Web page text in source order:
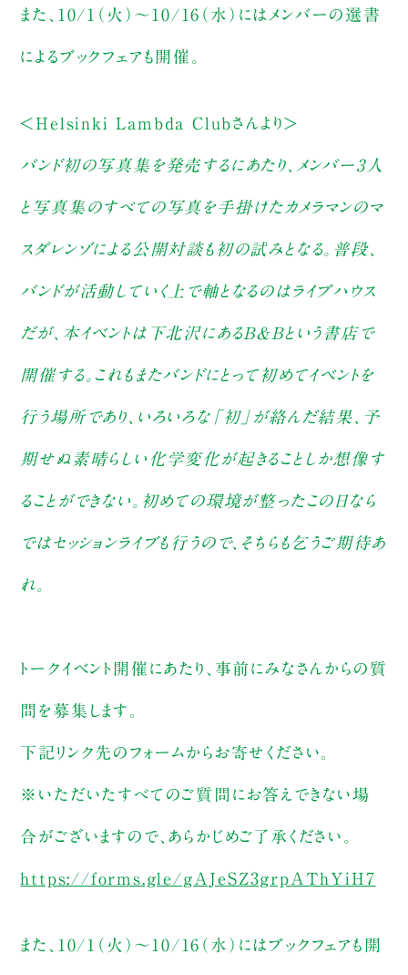
また、10/1（火）〜10/16（水）にはメンバーの選書
によるブックフェアも開催。
＜Helsinki Lambda Clubさんより＞
バンド初の写真集を発売するにあたり、メンバー3人
と写真集のすべての写真を手掛けたカメラマンのマ
スダレンゾによる公開対談も初の試みとなる。普段、
バンドが活動していく上で軸となるのはライブハウス
だが、本イベントは下北沢にあるB&Bという書店で
開催する。これもまたバンドにとって初めてイベントを
行う場所であり、いろいろな「初」が絡んだ結果、予
期せぬ素晴らしい化学変化が起きることしか想像す
ることができない。初めての環境が整ったこの日なら
ではセッションライブも行うので、そちらも乞うご期待あ
れ。
トークイベント開催にあたり、事前にみなさんからの質
問を募集します。
下記リンク先のフォームからお寄せください。
※いただいたすべてのご質問にお答えできない場
合がございますので、あらかじめご了承ください。
https://forms.gle/gAJeSZ3grpAThYiH7
また、10/1（火）〜10/16（水）にはブックフェアも開